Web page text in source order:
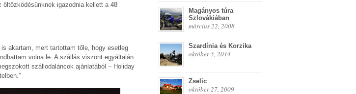
igazodnia kellett a 48
akartam, mert tartottam tőle, hogy esetleg
volna le. A szállás viszont egyáltalán
szállodaláncok ajánlatából – Holiday
Magányos túra
Szlovákiában
március 22, 2008
Szardínia és Korzika
október 5, 2014
Zselic
október 27, 2009